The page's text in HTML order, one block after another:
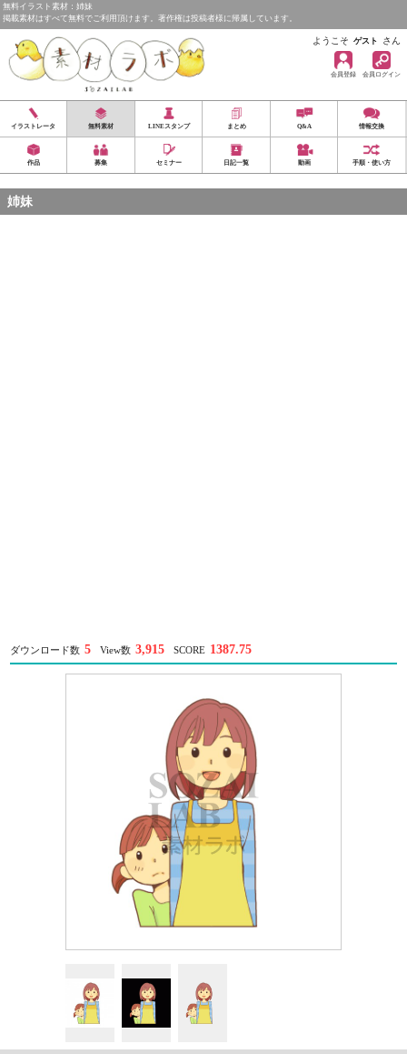
無料イラスト素材：姉妹
掲載素材はすべて無料でご利用頂けます。著作権は投稿者様に帰属しています。
ようこそ ゲスト さん
会員登録 会員ログイン
イラストレータ 無料素材 LINEスタンプ まとめ Q&A 情報交換
作品 募集 セミナー 日記一覧 動画 手順・使い方
姉妹
ダウンロード数 5 View数 3,915 SCORE 1387.75